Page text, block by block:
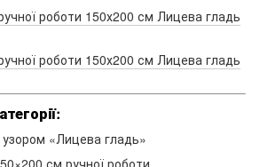
роботи 150х200 см Лицева гладь
роботи 150х200 см Лицева гладь
«Лицева гладь»